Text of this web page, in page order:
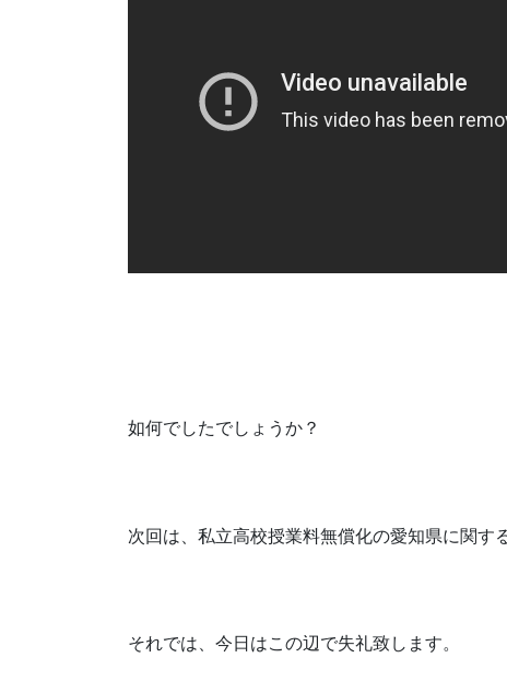
如何でしたでしょうか？
次回は、私立高校授業料無償化の愛知県に関す
それでは、今日はこの辺で失礼致します。